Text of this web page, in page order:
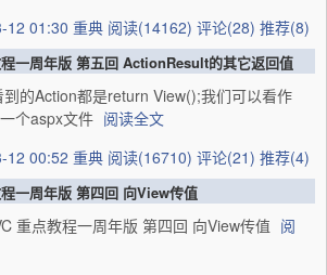
12 01:30 重典 阅读(14162) 评论(28) 推荐(8)
一周年版 第五回 ActionResult的其它返回值
的Action都是return View();我们可以看作
个aspx文件 阅读全文
12 00:52 重典 阅读(16710) 评论(21) 推荐(4)
一周年版 第四回 向View传值
重点教程一周年版 第四回 向View传值 阅